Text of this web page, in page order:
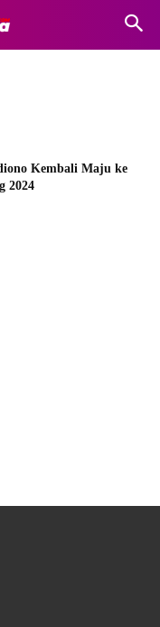
Kembali Maju ke
2024